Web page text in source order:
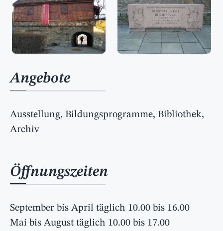
Angebote
Ausstellung, Bildungsprogramme, Bibliothek,
Archiv
Öffnungszeiten
September bis April täglich 10.00 bis 16.00
Mai bis August täglich 10.00 bis 17.00